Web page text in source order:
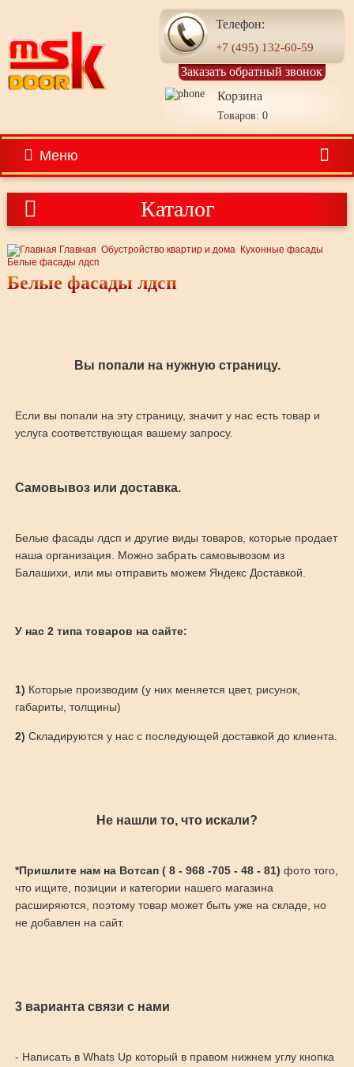
Телефон:
+7 (495) 132-60-59
Заказать обратный звонок
Корзина
Товаров: 0
Меню
Каталог
Главная Обустройство квартир и дома Кухонные фасады
Белые фасады лдсп
Белые фасады лдсп
Вы попали на нужную страницу.
Если вы попали на эту страницу, значит у нас есть товар и
услуга соответствующая вашему запросу.
Самовывоз или доставка.
Белые фасады лдсп и другие виды товаров, которые продает
наша организация. Можно забрать самовывозом из
Балашихи, или мы отправить можем Яндекс Доставкой.
У нас 2 типа товаров на сайте:
1) Которые производим (у них меняется цвет, рисунок,
габариты, толщины)
2) Складируются у нас с последующей доставкой до клиента.
Не нашли то, что искали?
*Пришлите нам на Вотсап ( 8 - 968 -705 - 48 - 81) фото того,
что ищите, позиции и категории нашего магазина
расширяются, поэтому товар может быть уже на складе, но
не добавлен на сайт.
3 варианта связи с нами
- Написать в Whats Up который в правом нижнем углу кнопка